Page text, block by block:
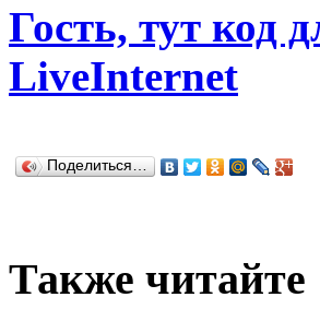
Гость, тут код
LiveInternet
Поделиться…
Также читайте